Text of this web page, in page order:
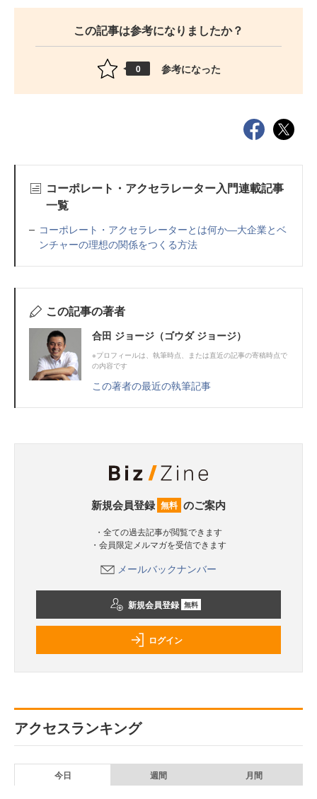
この記事は参考になりましたか？
0 参考になった
コーポレート・アクセラレーター入門連載記事
一覧
コーポレート・アクセラレーターとは何か―大企業とベ
ンチャーの理想の関係をつくる方法
この記事の著者
合田 ジョージ（ゴウダ ジョージ）
※プロフィールは、執筆時点、または直近の記事の寄稿時点で
の内容です
この著者の最近の執筆記事
新規会員登録 無料 のご案内
・全ての過去記事が閲覧できます
・会員限定メルマガを受信できます
メールバックナンバー
新規会員登録 無料
ログイン
アクセスランキング
今日 週間 月間